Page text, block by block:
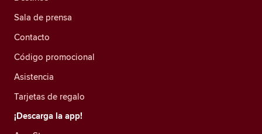
Sala de prensa
Contacto
Código promocional
Asistencia
Tarjetas de regalo
¡Descarga la app!